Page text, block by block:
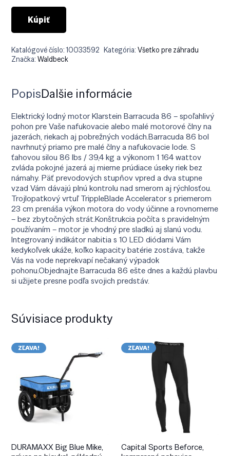
Kúpiť
Katalógové číslo:10033592 Kategória:Všetko pre záhradu
Značka:Waldbeck
PopisĎalšie informácie
Elektrický lodný motor Klarstein Barracuda 86 – spoľahlivý
pohon pre Vaše nafukovacie alebo malé motorové člny na
jazerách, riekach aj pobrežných vodách.Barracuda 86 bol
navrhnutý priamo pre malé člny a nafukovacie lode. S
ťahovou silou 86 lbs / 39,4 kg a výkonom 1 164 wattov
zvláda pokojné jazerá aj mierne prúdiace úseky riek bez
námahy. Päť prevodových stupňov vpred a dva stupne
vzad Vám dávajú plnú kontrolu nad smerom aj rýchlosťou.
Trojlopatkový vrtuľ TrippleBlade Accelerator s priemerom
23 cm prenáša výkon motora do vody účinne a rovnomerne
– bez zbytočných strát.Konštrukcia počíta s pravidelným
používaním – motor je vhodný pre sladkú aj slanú vodu.
Integrovaný indikátor nabitia s 10 LED diódami Vám
kedykoľvek ukáže, koľko kapacity batérie zostáva, takže
Vás na vode neprekvapí nečakaný výpadok
pohonu.Objednajte Barracuda 86 ešte dnes a každú plavbu
si užijete presne podľa svojich predstáv.
Súvisiace produkty
ZĽAVA!
DURAMAXX Big Blue Mike,
ZĽAVA!
Capital Sports Beforce,